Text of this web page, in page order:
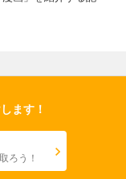
ます！
ろう！